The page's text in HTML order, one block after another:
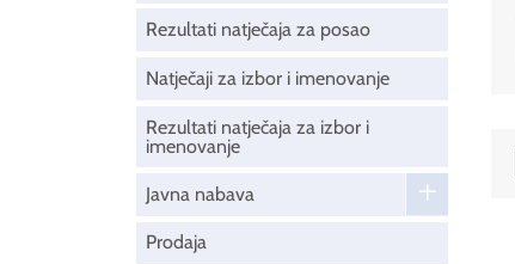
Rezultati natječaja za posao
Natječaji za izbor i imenovanje
Rezultati natječaja za izbor i
imenovanje
Javna nabava
Prodaja